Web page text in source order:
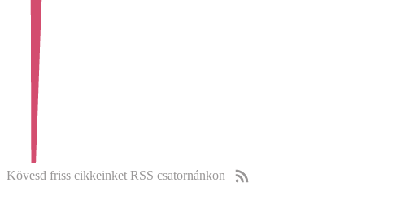
Kövesd friss cikkeinket RSS csatornánkon